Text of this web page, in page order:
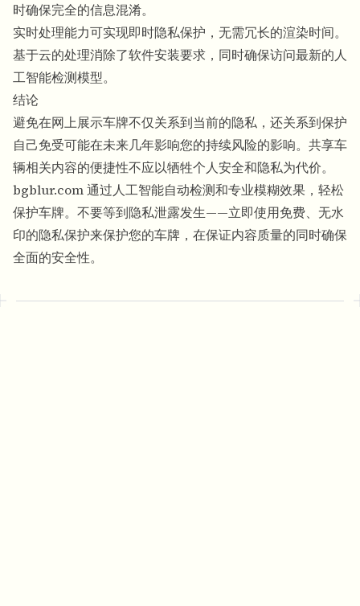
时确保完全的信息混淆。
实时处理能力可实现即时隐私保护，无需冗长的渲染时间。
基于云的处理消除了软件安装要求，同时确保访问最新的人
工智能检测模型。
结论
避免在网上展示车牌不仅关系到当前的隐私，还关系到保护
自己免受可能在未来几年影响您的持续风险的影响。共享车
辆相关内容的便捷性不应以牺牲个人安全和隐私为代价。
bgblur.com 通过人工智能自动检测和专业模糊效果，轻松
保护车牌。不要等到隐私泄露发生——立即使用免费、无水
印的隐私保护来保护您的车牌，在保证内容质量的同时确保
全面的安全性。